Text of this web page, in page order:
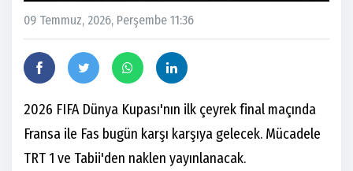
09 Temmuz, 2026, Perşembe 11:36
2026 FIFA Dünya Kupası'nın ilk çeyrek final maçında
Fransa ile Fas bugün karşı karşıya gelecek. Mücadele
TRT 1 ve Tabii'den naklen yayınlanacak.